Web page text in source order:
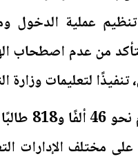
عملية الدخول
من عدم اصطحاب
لتعليمات وزارة
مختلف الإدارات